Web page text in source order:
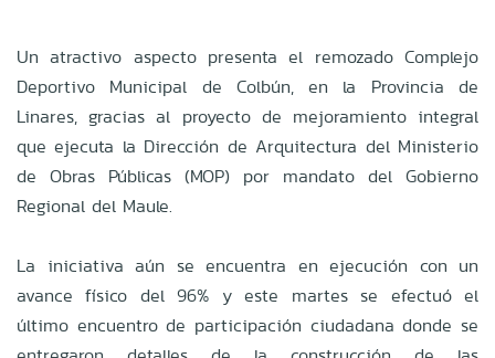
Un atractivo aspecto presenta el remozado Complejo
Deportivo Municipal de Colbún, en la Provincia de
Linares, gracias al proyecto de mejoramiento integral
que ejecuta la Dirección de Arquitectura del Ministerio
de Obras Públicas (MOP) por mandato del Gobierno
Regional del Maule.
La iniciativa aún se encuentra en ejecución con un
avance físico del 96% y este martes se efectuó el
último encuentro de participación ciudadana donde se